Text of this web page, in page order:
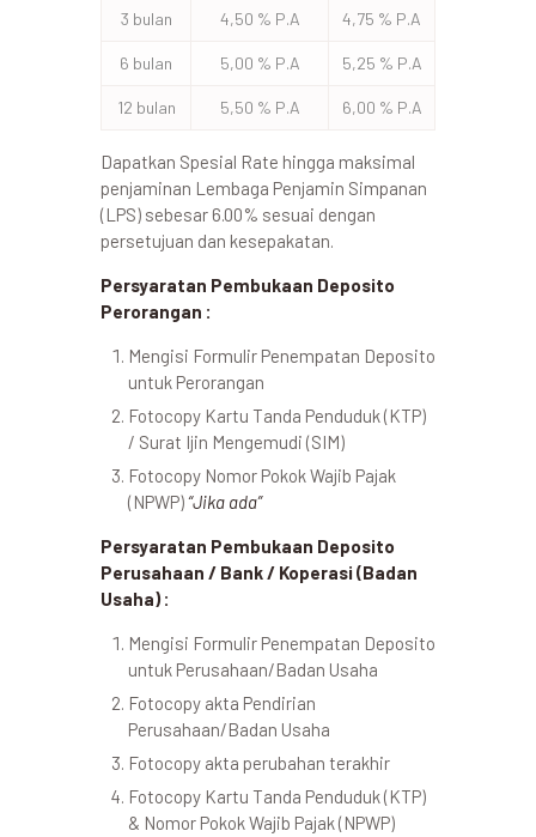
3 bulan 4,50 % P.A 4,75 % P.A
6 bulan 5,00 % P.A 5,25 % P.A
12 bulan 5,50 % P.A 6,00 % P.A
Dapatkan Spesial Rate hingga maksimal
penjaminan Lembaga Penjamin Simpanan
(LPS) sebesar 6.00% sesuai dengan
persetujuan dan kesepakatan.
Persyaratan Pembukaan Deposito
Perorangan :
Mengisi Formulir Penempatan Deposito
untuk Perorangan
Fotocopy Kartu Tanda Penduduk (KTP)
/ Surat Ijin Mengemudi (SIM)
Fotocopy Nomor Pokok Wajib Pajak
(NPWP)“Jika ada”
Persyaratan Pembukaan Deposito
Perusahaan / Bank / Koperasi (Badan
Usaha) :
Mengisi Formulir Penempatan Deposito
untuk Perusahaan/Badan Usaha
Fotocopy akta Pendirian
Perusahaan/Badan Usaha
Fotocopy akta perubahan terakhir
Fotocopy Kartu Tanda Penduduk (KTP)
& Nomor Pokok Wajib Pajak (NPWP)